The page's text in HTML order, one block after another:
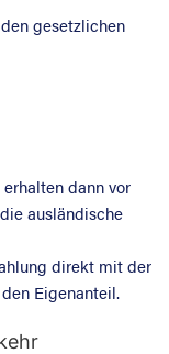
gesetzlichen
dann vor
ausländische
direkt mit der
Eigenanteil.